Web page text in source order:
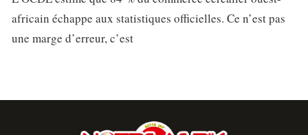
africain échappe aux statistiques officielles. Ce n’est pas
une marge d’erreur, c’est